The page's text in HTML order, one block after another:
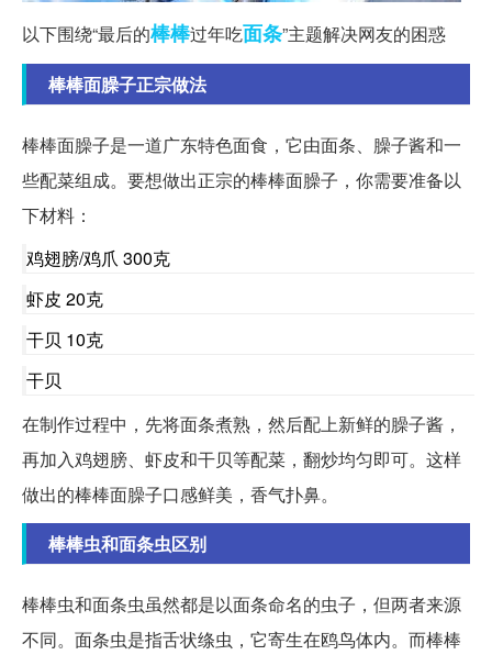
以下围绕“最后的棒棒过年吃面条”主题解决网友的困惑
棒棒面臊子正宗做法
棒棒面臊子是一道广东特色面食，它由面条、臊子酱和一
些配菜组成。要想做出正宗的棒棒面臊子，你需要准备以
下材料：
鸡翅膀/鸡爪 300克
虾皮 20克
干贝 10克
干贝
在制作过程中，先将面条煮熟，然后配上新鲜的臊子酱，
再加入鸡翅膀、虾皮和干贝等配菜，翻炒均匀即可。这样
做出的棒棒面臊子口感鲜美，香气扑鼻。
棒棒虫和面条虫区别
棒棒虫和面条虫虽然都是以面条命名的虫子，但两者来源
不同。面条虫是指舌状绦虫，它寄生在鸥鸟体内。而棒棒